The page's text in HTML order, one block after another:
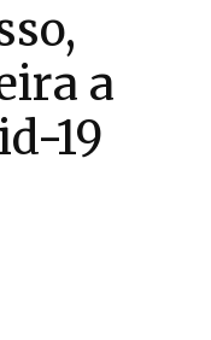
a
19